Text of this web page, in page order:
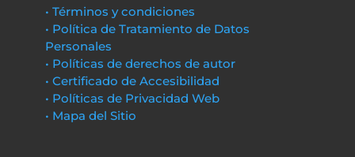
• Términos y condiciones
• Política de Tratamiento de Datos
Personales
• Políticas de derechos de autor
• Certificado de Accesibilidad
• Políticas de Privacidad Web
• Mapa del Sitio